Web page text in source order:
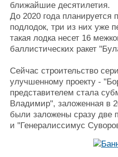
Словарь
ближайшие десятилетия.
До 2020 года планируется
подлодок, три из них уже
такая лодка несет 16
баллистических ракет
Сейчас строительство
улучшенному проекту -
представителем стала
Владимир", заложенная в
были заложены сразу две
и "Генералиссимус